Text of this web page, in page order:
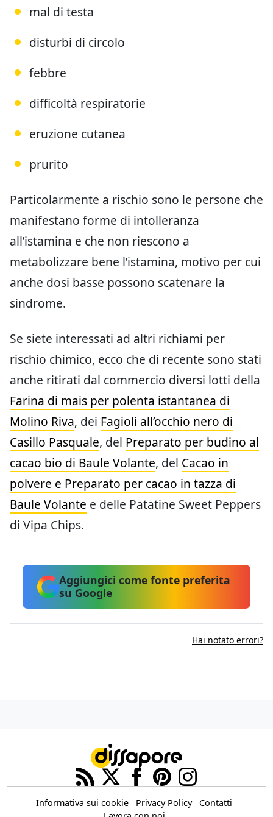
mal di testa
disturbi di circolo
febbre
difficoltà respiratorie
eruzione cutanea
prurito
Particolarmente a rischio sono le persone che
manifestano forme di intolleranza
all’istamina e che non riescono a
metabolizzare bene l’istamina, motivo per cui
anche dosi basse possono scatenare la
sindrome.
Se siete interessati ad altri richiami per
rischio chimico, ecco che di recente sono stati
anche ritirati dal commercio diversi lotti della
Farina di mais per polenta istantanea di
Molino Riva, dei Fagioli all’occhio nero di
Casillo Pasquale, del Preparato per budino al
cacao bio di Baule Volante, del Cacao in
polvere e Preparato per cacao in tazza di
Baule Volante e delle Patatine Sweet Peppers
di Vipa Chips.
Aggiungici come fonte preferita
su Google
Hai notato errori?
Informativa sui cookie Privacy Policy
Contatti